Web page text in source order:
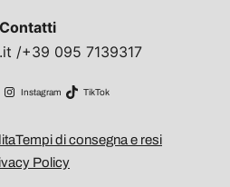
Contatti
/+39 095 7139317
Instagram TikTok
Tempi di consegna e resi
Policy